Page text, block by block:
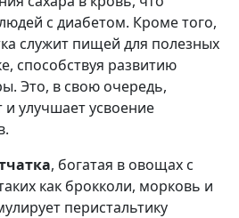
с диабетом. Кроме того,
служит пищей для полезных
способствуя развитию
Это, в свою очередь,
улучшает усвоение
, богатая в овощах с
как брокколи, морковь и
перистальтику